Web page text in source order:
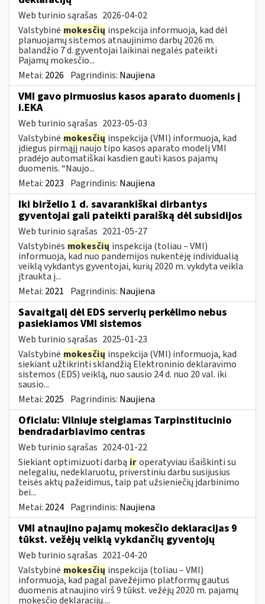
Web turinio sąrašas 2026-04-02
Valstybinė mokesčių inspekcija informuoja, kad dėl
planuojamų sistemos atnaujinimo darbų 2026 m.
balandžio 7 d. gyventojai laikinai negalės pateikti
Pajamų mokesčio...
Metai: 2026 Pagrindinis: Naujiena
VMI gavo pirmuosius kasos aparato duomenis į
i.EKA
Web turinio sąrašas 2023-05-03
Valstybinė mokesčių inspekcija (VMI) informuoja, kad
įdiegus pirmąjį naujo tipo kasos aparato modelį VMI
pradėjo automatiškai kasdien gauti kasos pajamų
duomenis. “Naujo...
Metai: 2023 Pagrindinis: Naujiena
Iki birželio 1 d. savarankiškai dirbantys
gyventojai gali pateikti paraišką dėl subsidijos
Web turinio sąrašas 2021-05-27
Valstybinės mokesčių inspekcija (toliau – VMI)
informuoja, kad nuo pandemijos nukentėję individualią
veiklą vykdantys gyventojai, kurių 2020 m. vykdyta veikla
įtraukta į...
Metai: 2021 Pagrindinis: Naujiena
Savaitgalį dėl EDS serverių perkėlimo nebus
pasiekiamos VMI sistemos
Web turinio sąrašas 2025-01-23
Valstybinė mokesčių inspekcija (VMI) informuoja, kad
siekiant užtikrinti sklandžią Elektroninio deklaravimo
sistemos (EDS) veiklą, nuo sausio 24 d. nuo 20 val. iki
sausio...
Metai: 2025 Pagrindinis: Naujiena
Oficialu: Vilniuje steigiamas Tarpinstitucinio
bendradarbiavimo centras
Web turinio sąrašas 2024-01-22
Siekiant optimizuoti darbą iroperatyviau išaiškinti su
nelegaliu, nedeklaruotu, priverstiniu darbu susijusius
teisės aktų pažeidimus, taip pat užsieniečių įdarbinimo
bei...
Metai: 2024 Pagrindinis: Naujiena
VMI atnaujino pajamų mokesčio deklaracijas 9
tūkst. vežėjų veiklą vykdančių gyventojų
Web turinio sąrašas 2021-04-20
Valstybinė mokesčių inspekcija (toliau – VMI)
informuoja, kad pagal pavežėjimo platformų gautus
duomenis atnaujino virš 9 tūkst. vežėjų 2020 m. pajamų
mokesčio deklaracijų....